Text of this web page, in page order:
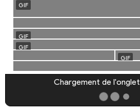
Chargement de l'onglet